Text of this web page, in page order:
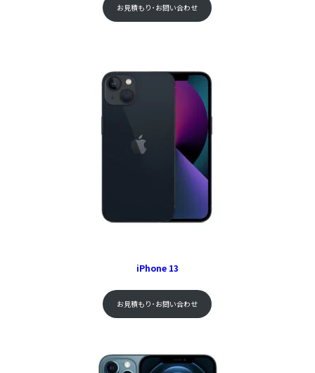
お見積もり･お問い合わせ
iPhone 13
お見積もり･お問い合わせ